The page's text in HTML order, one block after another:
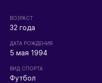
ВОЗРАСТ
32 года
ДАТА РОЖДЕНИЯ
5 мая 1994
ВИД СПОРТА
Футбол